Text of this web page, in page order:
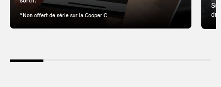
*Non offert de série sur la Cooper C.